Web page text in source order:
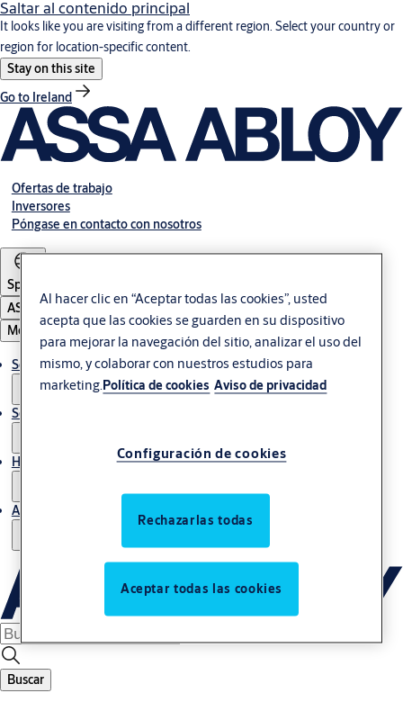
Saltar al contenido principal
It looks like you are visiting from a different region. Select your country or
region for location-specific content.
Stay on this site
Go to Ireland
Ofertas de trabajo
Inversores
Póngase en contacto con nosotros
Spain
ASSA ABLOY Group
Menú
Soluciones
Servicio de mantenimiento
Historias
Acerca de nosotros
Buscar
Al hacer clic en “Aceptar todas las cookies”, usted
acepta que las cookies se guarden en su dispositivo
para mejorar la navegación del sitio, analizar el uso del
mismo, y colaborar con nuestros estudios para
marketing.Política de cookies Aviso de privacidad
Configuración de cookies
Rechazarlas todas
Aceptar todas las cookies